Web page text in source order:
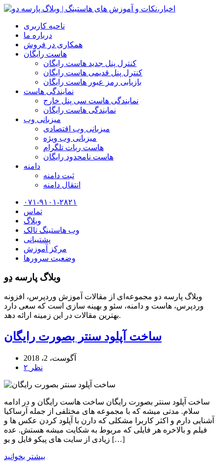
ناحیه کاربری
درباره ما
همکاری در فروش
هاست رایگان
کنترل پنل جدید هاست رایگان
کنترل پنل قدیمی هاست رایگان
بازیابی رمز عبور هاست رایگان
نمایندگی هاست
نمایندگی هاست سی پنل خارج
نمایندگی هاست رایگان
میزبانی وب
میزبانی وب اقتصادی
میزبانی وب ویژه
هاست ربات تلگرام
هاست نامحدود رایگان
دامنه
ثبت دامنه
انتقال دامنه
۰۷۱-۹۱۰۱-۲۸۲۱
تماس
وبلاگ
وب هاستینگ تالک
پشتیبانی
مرکز آموزش
وضعیت سرورها
وبلاگ پارسه دِو
وبلاگ پارسه دو مجموعه‌ای از مقالات آموزش وردپرس، افزونه
وردپرس، هاست و دامنه، سئو و بهینه سازی است که سعی دارد
بهترین مقالات در این زمینه ارائه دهد.
ساخت آپلود سنتر بصورت رایگان
آگوست، 2، 2018
۲ نظر
ساخت آپلود سنتر بصورت رایگان ساخت هاست رایگان و در ادامه
سلام. مدتی میشه که با مجموعه های مختلفی از جمله آرساکیا
آشنایی دارم و اکثر کاربرا مشکلی که دارن با آپلود کردن عکس ها و
فیلم و بالاخره هر فایلی که مربوط به شکایت میشه هستش. عده
زیادی از سایت های پیکو فایل و یو […]
بیشتر بخوانید